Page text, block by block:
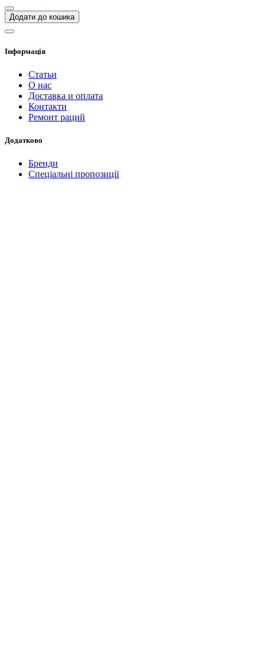
Додати до кошика
Інформація
Статьи
О нас
Доставка и оплата
Контакти
Ремонт раций
Додатково
Бренди
Спеціальні пропозиції